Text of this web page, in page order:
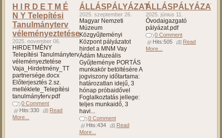
H I R D E T M É
N Y Telepítési
Tanulmányterv
véleményeztetése
2025. november 06.
HIRDETMÉNY
Telepítési Tanulmányterv
véleményeztetése
Vaja_Hirdetmény_TT
partnersége.docx
Előterjesztés 2.sz.
melléklete_Telepítési
tanulmányterv.pdf
0 Comment
Hits:330
Read
More...
ÁLLÁSPÁLYÁZAT
2025. szeptember 26.
Magyar Nemzeti
Múzeum
Közgyűjteményi
Központ pályázatot
hirdet a MNM Vay
Ádám Muzeális
Gyűjteménye PORTÁS
munkakör betöltésére A
jogviszony időtartama:
határozatlan idejű, 3
hónap próbaidővel
Foglalkoztatás jellege:
teljes munkaidő, 3
havi...
0 Comment
Hits:434
Read
More...
ÁLLÁSPÁLYÁZAT
2025. június 11.
Óvodaigazgató
pályázat.pdf
0 Comment
Hits:505
Read
More...